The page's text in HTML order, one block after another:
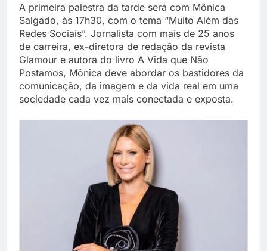
A primeira palestra da tarde será com Mônica
Salgado, às 17h30, com o tema “Muito Além das
Redes Sociais”. Jornalista com mais de 25 anos
de carreira, ex-diretora de redação da revista
Glamour e autora do livro A Vida que Não
Postamos, Mônica deve abordar os bastidores da
comunicação, da imagem e da vida real em uma
sociedade cada vez mais conectada e exposta.